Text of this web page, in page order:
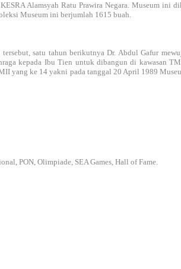
Alamsyah Ratu Prawira Negara. Museum ini
Museum ini berjumlah 1615 buah.
satu tahun berikutnya Dr. Abdul Gafur
kepada Ibu Tien untuk dibangun di kawasan
yang ke 14 yakni pada tanggal 20 April 1989
PON, Olimpiade, SEA Games, Hall of Fame.